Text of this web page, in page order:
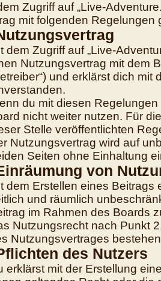
Zugriff auf „Live-
mit folgenden Regelungen
dem Zugriff auf „Live-
Nutzungsvertrag mit dem
und erklärst dich
du mit diesen
nicht weiter nutzen. Für
Stelle veröffentlichten
Nutzungsvertrag wird auf
Seiten ohne Einhaltung
von
dem Erstellen eines Beitrags
und räumlich
im Rahmen des Boards
Nutzungsrecht nach Punkt
Nutzungsvertrages
des Nutzers
erklärst mit der Erstellung